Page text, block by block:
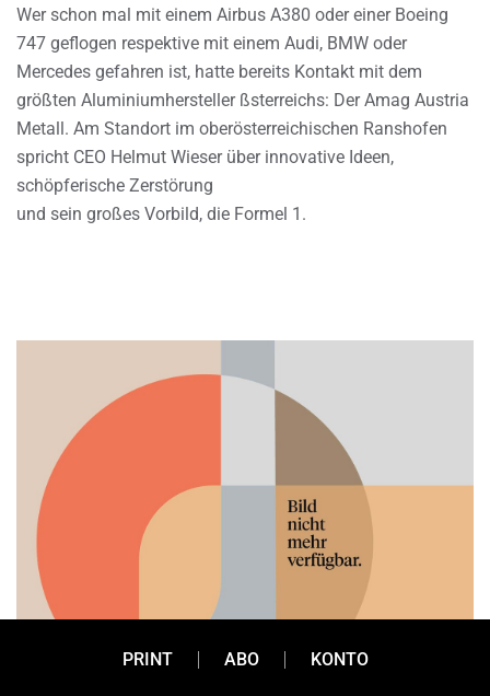
Wer schon mal mit einem Airbus A380 oder einer Boeing
747 geflogen respektive mit einem Audi, BMW oder
Mercedes gefahren ist, hatte bereits Kontakt mit dem
größten Aluminiumhersteller ßsterreichs: Der Amag Austria
Metall. Am Standort im oberösterreichischen Ranshofen
spricht CEO Helmut Wieser über innovative Ideen,
schöpferische Zerstörung
und sein großes Vorbild, die Formel 1.
PRINT ABO KONTO